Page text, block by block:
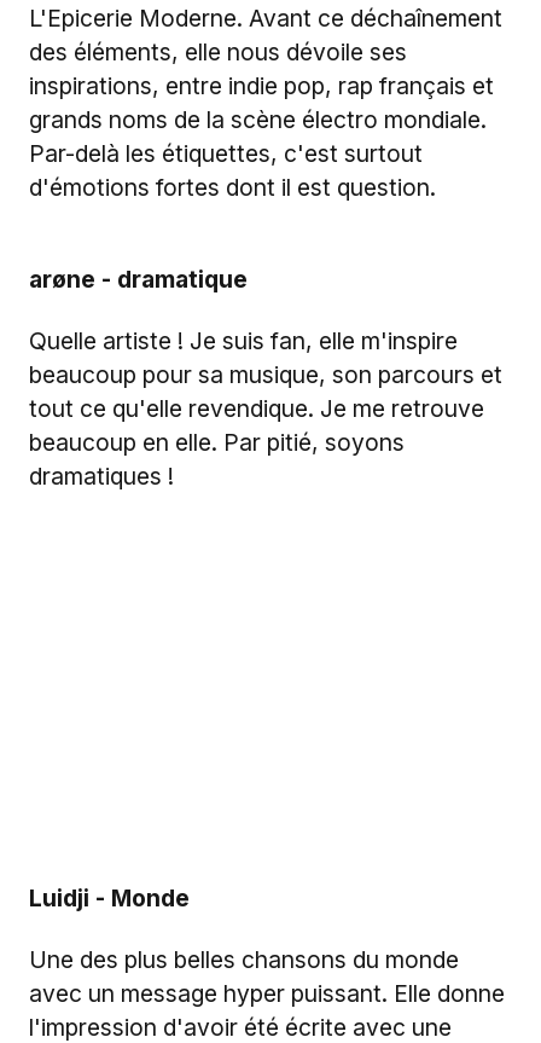
L'Epicerie Moderne. Avant ce déchaînement
des éléments, elle nous dévoile ses
inspirations, entre indie pop, rap français et
grands noms de la scène électro mondiale.
Par-delà les étiquettes, c'est surtout
d'émotions fortes dont il est question.
arøne - dramatique
Quelle artiste ! Je suis fan, elle m'inspire
beaucoup pour sa musique, son parcours et
tout ce qu'elle revendique. Je me retrouve
beaucoup en elle. Par pitié, soyons
dramatiques !
Luidji - Monde
Une des plus belles chansons du monde
avec un message hyper puissant. Elle donne
l'impression d'avoir été écrite avec une